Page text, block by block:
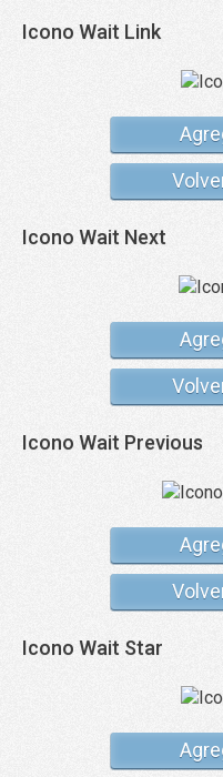
Icono Wait Link
Icono Wait Next
Icono Wait Previous
Icono Wait Star